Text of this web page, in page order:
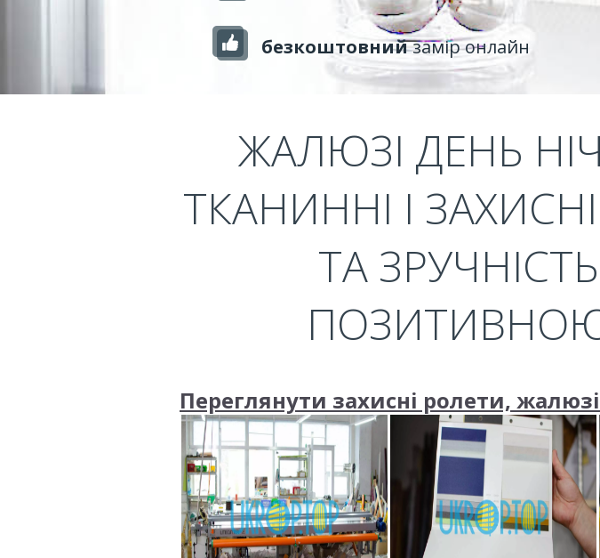
безкоштовнийзамір онлайн
ЖАЛЮЗІ ДЕНЬ
ТКАНИННІ І
ТА
Переглянути захисні ролети,